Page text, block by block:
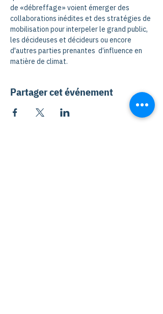
de «débreffage» voient émerger des
collaborations inédites et des stratégies de
mobilisation pour interpeler le grand public,
les décideuses et décideurs ou encore
d'autres parties prenantes  d’influence en
matière de climat.
Partager cet événement